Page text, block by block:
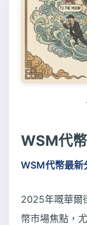
WSM代
WSM代幣最新
2025年嘅華爾
幣市場焦點，